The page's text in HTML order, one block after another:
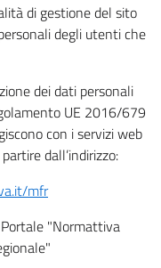
di gestione del sito
degli utenti che
dei dati personali
UE 2016/679
con i servizi web
dall’indirizzo:
mfr
"Normattiva